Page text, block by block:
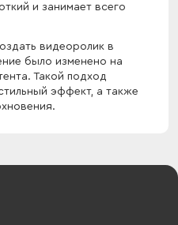
и занимает всего
видеоролик в
было изменено на
Такой подход
эффект, а также